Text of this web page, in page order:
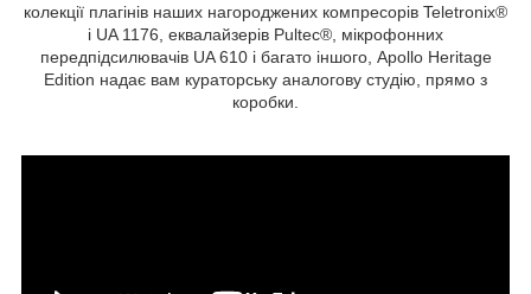
колекції плагінів наших нагороджених компресорів Teletronix®
і UA 1176, еквалайзерів Pultec®, мікрофонних
передпідсилювачів UA 610 і багато іншого, Apollo Heritage
Edition надає вам кураторську аналогову студію, прямо з
коробки.